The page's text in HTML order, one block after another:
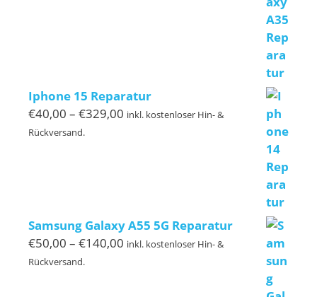
Iphone 15 Reparatur
€40,00 – €329,00 Preisspanne:
inkl. kostenloser Hin- &
Rückversand.
Samsung Galaxy A55 5G Reparatur
€50,00 – €140,00 Preisspanne:
inkl. kostenloser Hin- &
Rückversand.